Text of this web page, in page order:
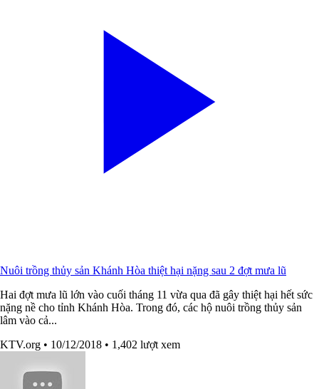
Nuôi trồng thủy sản Khánh Hòa thiệt hại nặng sau 2 đợt mưa lũ
Hai đợt mưa lũ lớn vào cuối tháng 11 vừa qua đã gây thiệt hại hết sức
nặng nề cho tỉnh Khánh Hòa. Trong đó, các hộ nuôi trồng thủy sản
lâm vào cả...
KTV.org • 10/12/2018 • 1,402 lượt xem